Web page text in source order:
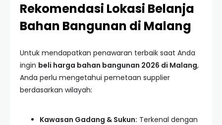
Rekomendasi Lokasi Belanja
Bahan Bangunan di Malang
Untuk mendapatkan penawaran terbaik saat Anda
ingin beli harga bahan bangunan 2026 di Malang,
Anda perlu mengetahui pemetaan supplier
berdasarkan wilayah:
Kawasan Gadang & Sukun: Terkenal dengan